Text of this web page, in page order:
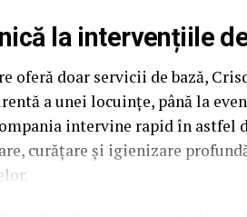
la intervențiile
oferă doar servicii de bază,
a unei locuințe, până la
intervine rapid în astfel
curățare și igienizare